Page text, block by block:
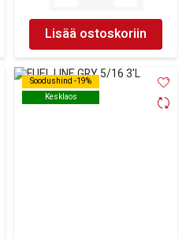
Lisää ostoskoriin
Soodushind -19%
Kesklaos
Soodushind -19%
Kesklaos